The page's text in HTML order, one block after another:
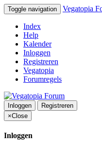
Toggle navigation Vegatopia
Index
Help
Kalender
Inloggen
Registreren
Vegatopia
Forumregels
Inloggen
Registreren
×Close
Inloggen